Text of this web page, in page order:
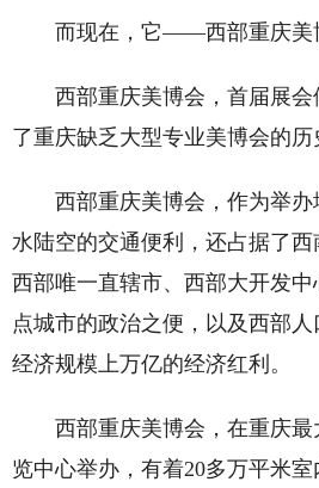
而现在，它——西部重庆美
西部重庆美博会，首届展会
了重庆缺乏大型专业美博会的历
西部重庆美博会，作为举办
水陆空的交通便利，还占据了西
西部唯一直辖市、西部大开发
点城市的政治之便，以及西部
经济规模上万亿的经济红利。
西部重庆美博会，在重庆最
览中心举办，有着20多万平米